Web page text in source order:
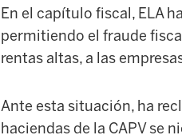
En el capítulo fiscal, ELA
permitiendo el fraude
rentas altas, a las
Ante esta situación, ha
haciendas de la CAPV se